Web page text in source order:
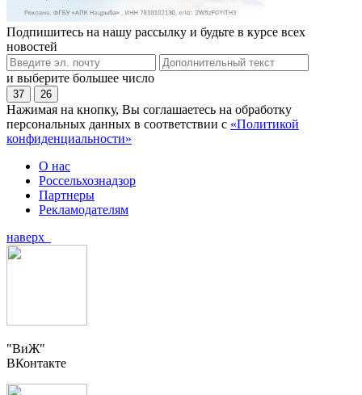
Подпишитесь на нашу рассылку и будьте в курсе всех
новостей
и выберите большее число
37 26
Нажимая на кнопку, Вы соглашаетесь на обработку
персональных данных в соответствии с «Политикой
конфиденциальности»
О нас
Россельхознадзор
Партнеры
Рекламодателям
наверх
"ВиЖ"
ВКонтакте